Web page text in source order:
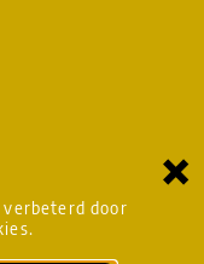
door
×